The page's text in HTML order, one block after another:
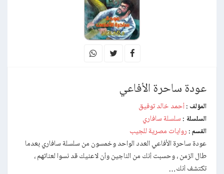
عودة ساحرة الأفاعي
المؤلف : أحمد خالد توفيق
السلسلة : سلسلة سافاري
القسم : روايات مصرية للجيب
عودة ساحرة الأفاعي العدد الواحد وخمسون من سلسلة سافاري بعدما
طال الزمن ، وحسبت أنك من الناجين وأن لاعنيك قد نسوا لعناتهم ،
تكتشف أنك…